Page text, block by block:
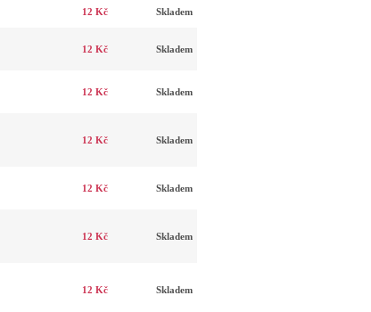
12 Kč Skladem
12 Kč Skladem
12 Kč Skladem
12 Kč Skladem
12 Kč Skladem
12 Kč Skladem
12 Kč Skladem